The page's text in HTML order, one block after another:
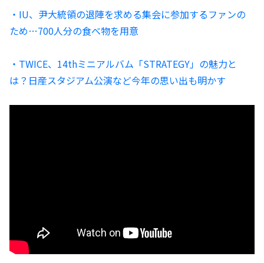
・IU、尹大統領の退陣を求める集会に参加するファンの
ため…700人分の食べ物を用意
・TWICE、14thミニアルバム「STRATEGY」の魅力と
は？日産スタジアム公演など今年の思い出も明かす